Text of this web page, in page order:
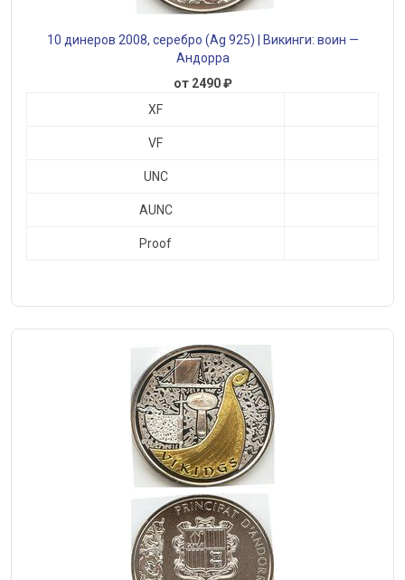
10 динеров 2008, серебро (Ag 925) | Викинги: воин —
Андорра
от 2490 ₽
XF
VF
UNC
AUNC
Proof